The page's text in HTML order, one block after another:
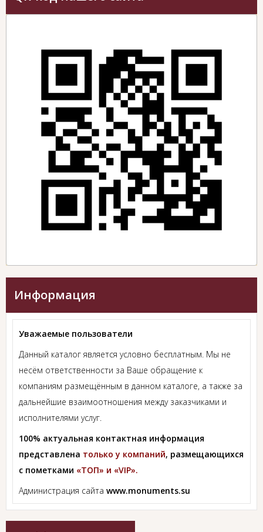
Информация
Уважаемые пользователи
Данный каталог является условно бесплатным. Мы не
несём ответственности за Ваше обращение к
компаниям размещённым в данном каталоге, а также за
дальнейшие взаимоотношения между заказчиками и
исполнителями услуг.
100% актуальная контактная информация
представлена только у компаний, размещающихся
с пометками «ТОП» и «VIP».
Администрация сайта www.monuments.su